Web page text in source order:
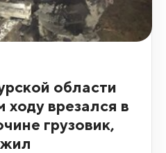
области
врезался в
грузовик,